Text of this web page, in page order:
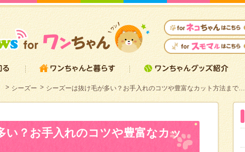
シーズー シーズーは抜け毛が多い？お手入れのコツや豊富なカット方法まで…
い？お手入れのコツや豊富なカッ